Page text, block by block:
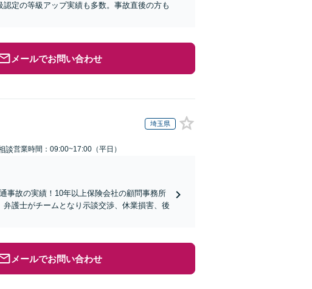
定の等級アップ実績も多数。事故直後の方も
メールでお問い合わせ
埼玉県
談営業時間：09:00~17:00（平日）
事故の実績！10年以上保険会社の顧問事務所
護士がチームとなり示談交渉、休業損害、後
メールでお問い合わせ